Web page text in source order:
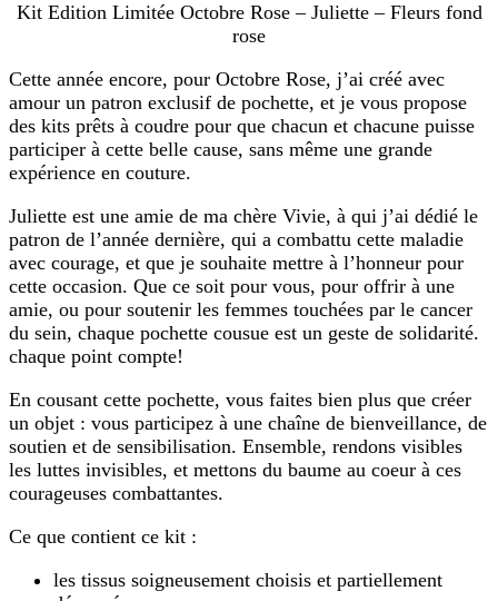
Kit Edition Limitée Octobre Rose – Juliette – Fleurs fond
rose
Cette année encore, pour Octobre Rose, j’ai créé avec
amour un patron exclusif de pochette, et je vous propose
des kits prêts à coudre pour que chacun et chacune puisse
participer à cette belle cause, sans même une grande
expérience en couture.
Juliette est une amie de ma chère Vivie, à qui j’ai dédié le
patron de l’année dernière, qui a combattu cette maladie
avec courage, et que je souhaite mettre à l’honneur pour
cette occasion. Que ce soit pour vous, pour offrir à une
amie, ou pour soutenir les femmes touchées par le cancer
du sein, chaque pochette cousue est un geste de solidarité.
chaque point compte!
En cousant cette pochette, vous faites bien plus que créer
un objet : vous participez à une chaîne de bienveillance, de
soutien et de sensibilisation. Ensemble, rendons visibles
les luttes invisibles, et mettons du baume au coeur à ces
courageuses combattantes.
Ce que contient ce kit :
les tissus soigneusement choisis et partiellement